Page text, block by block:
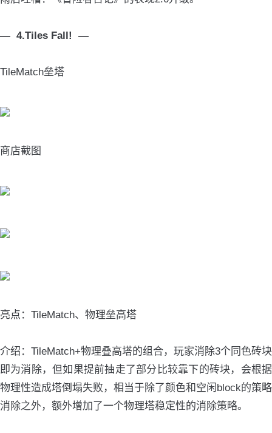
— 4.Tiles Fall! —
TileMatch垒塔
商店截图
亮点：TileMatch、物理垒高塔
介绍：TileMatch+物理叠高塔的组合，玩家消除3个同色砖块
即为消除，但如果提前抽走了部分比较靠下的砖块，会根据
物理性造成塔倒塌失败，相当于除了颜色和空闲block的策略
消除之外，额外增加了一个物理塔稳定性的消除策略。